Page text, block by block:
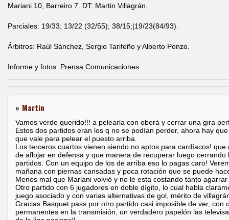
Mariani 10, Barreiro 7. DT: Martin Villagrán.
Parciales: 19/33; 13/22 (32/55); 38/15;|19/23(84/93).
Árbitros: Raúl Sánchez, Sergio Tarifeño y Alberto Ponzo.
Informe y fotos: Prensa Comunicaciones.
» Martin
Vamos verde querido!!! a pelearla con oberá y cerrar una gira
Estos dos partidos eran los q no se podían perder, ahora hay
que vale para pelear el puesto arriba.
Los terceros cuartos vienen siendo no aptos para cardíacos! que
de aflojar en defensa y que manera de recuperar luego cerrando
partidos. Con un equipo de los de arriba eso lo pagas caro!
mañana con piernas cansadas y poca rotación que se puede
Menos mal que Mariani volvió y no le esta costando tanto
Otro partido con 6 jugadores en doble dígito, lo cual habla
juego asociado y con varias alternativas de gol, mérito de
Gracias Basquet pass por otro partido casi imposible de ver, con
permanentes en la transmisión, un verdadero papelón las